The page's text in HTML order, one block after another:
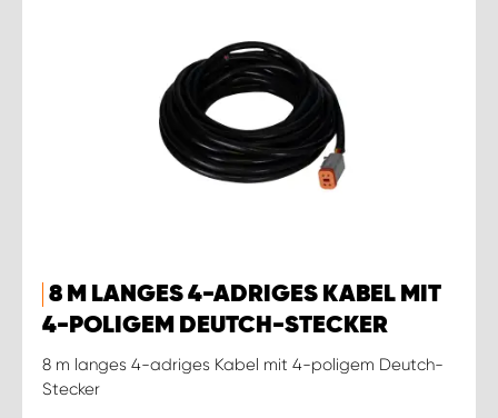
8 M LANGES 4-ADRIGES KABEL MIT
4-POLIGEM DEUTCH-STECKER
8 m langes 4-adriges Kabel mit 4-poligem Deutch-
Stecker